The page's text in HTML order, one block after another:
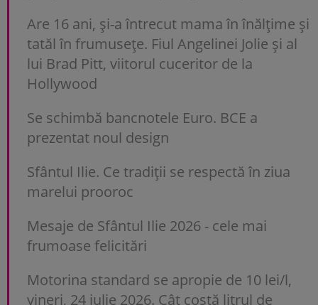
Are 16 ani, și-a întrecut mama în înălțime și
tatăl în frumusețe. Fiul Angelinei Jolie și al
lui Brad Pitt, viitorul cuceritor de la
Hollywood
Se schimbă bancnotele Euro. BCE a
prezentat noul design
Sfântul Ilie. Ce tradiții se respectă în ziua
marelui prooroc
Mesaje de Sfântul Ilie 2026 - cele mai
frumoase felicitări
Motorina standard se apropie de 10 lei/l,
vineri, 24 iulie 2026. Cât costă litrul de